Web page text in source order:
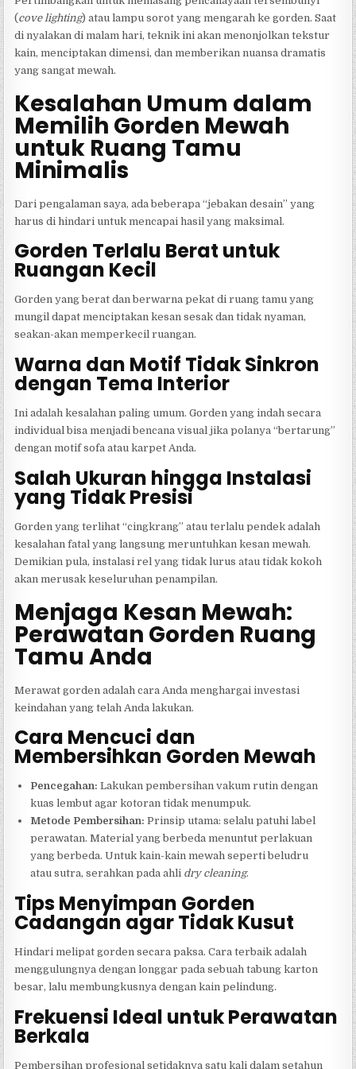
(cove lighting) atau lampu sorot yang mengarah ke gorden. Saat
di nyalakan di malam hari, teknik ini akan menonjolkan tekstur
kain, menciptakan dimensi, dan memberikan nuansa dramatis
yang sangat mewah.
Kesalahan Umum dalam
Memilih Gorden Mewah
untuk Ruang Tamu
Minimalis
Dari pengalaman saya, ada beberapa “jebakan desain” yang
harus di hindari untuk mencapai hasil yang maksimal.
Gorden Terlalu Berat untuk
Ruangan Kecil
Gorden yang berat dan berwarna pekat di ruang tamu yang
mungil dapat menciptakan kesan sesak dan tidak nyaman,
seakan-akan memperkecil ruangan.
Warna dan Motif Tidak Sinkron
dengan Tema Interior
Ini adalah kesalahan paling umum. Gorden yang indah secara
individual bisa menjadi bencana visual jika polanya “bertarung”
dengan motif sofa atau karpet Anda.
Salah Ukuran hingga Instalasi
yang Tidak Presisi
Gorden yang terlihat “cingkrang” atau terlalu pendek adalah
kesalahan fatal yang langsung meruntuhkan kesan mewah.
Demikian pula, instalasi rel yang tidak lurus atau tidak kokoh
akan merusak keseluruhan penampilan.
Menjaga Kesan Mewah:
Perawatan Gorden Ruang
Tamu Anda
Merawat gorden adalah cara Anda menghargai investasi
keindahan yang telah Anda lakukan.
Cara Mencuci dan
Membersihkan Gorden Mewah
Pencegahan: Lakukan pembersihan vakum rutin dengan
kuas lembut agar kotoran tidak menumpuk.
Metode Pembersihan: Prinsip utama: selalu patuhi label
perawatan. Material yang berbeda menuntut perlakuan
yang berbeda. Untuk kain-kain mewah seperti beludru
atau sutra, serahkan pada ahli dry cleaning.
Tips Menyimpan Gorden
Cadangan agar Tidak Kusut
Hindari melipat gorden secara paksa. Cara terbaik adalah
menggulungnya dengan longgar pada sebuah tabung karton
besar, lalu membungkusnya dengan kain pelindung.
Frekuensi Ideal untuk Perawatan
Berkala
Pembersihan profesional setidaknya satu kali dalam setahun